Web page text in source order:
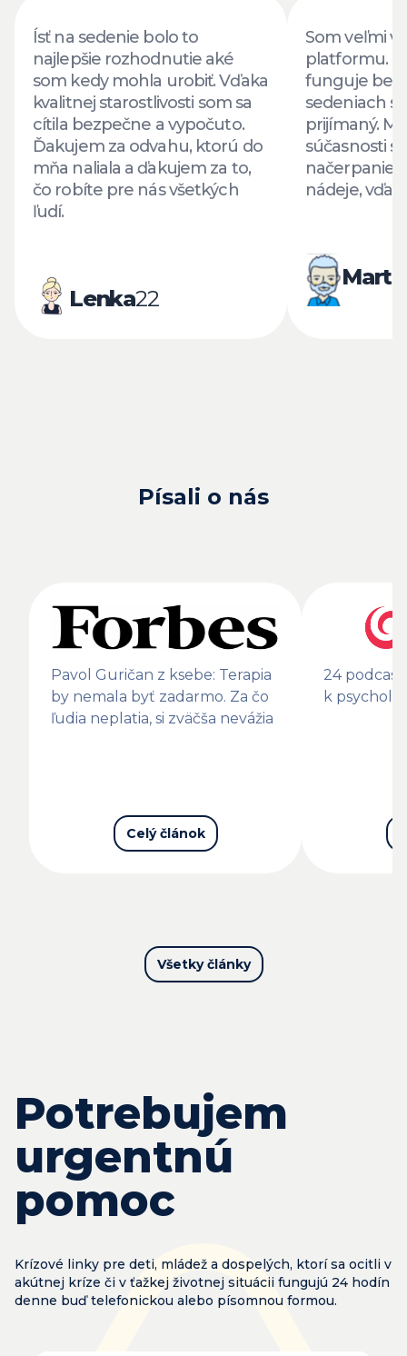
Ísť na sedenie bolo to
najlepšie rozhodnutie aké
som kedy mohla urobiť. Vďaka
kvalitnej starostlivosti som sa
cítila bezpečne a vypočuto.
Ďakujem za odvahu, ktorú do
mňa naliala a ďakujem za to,
čo robíte pre nás všetkých
ľudí.
Lenka22
Som veľmi
platformu.
funguje bez
sedeniach
prijímaný.
súčasnosti
načerpanie
nádeje,
Písali o nás
Pavol Guričan z ksebe: Terapia
by nemala byť zadarmo. Za čo
ľudia neplatia, si zväčša nevážia
Celý článok
24
k
Všetky články
Potrebujem
urgentnú
pomoc
Krízové linky pre deti, mládež a dospelých, ktorí sa ocitli v
akútnej kríze či v ťažkej životnej situácii fungujú 24 hodín
denne buď telefonickou alebo písomnou formou.